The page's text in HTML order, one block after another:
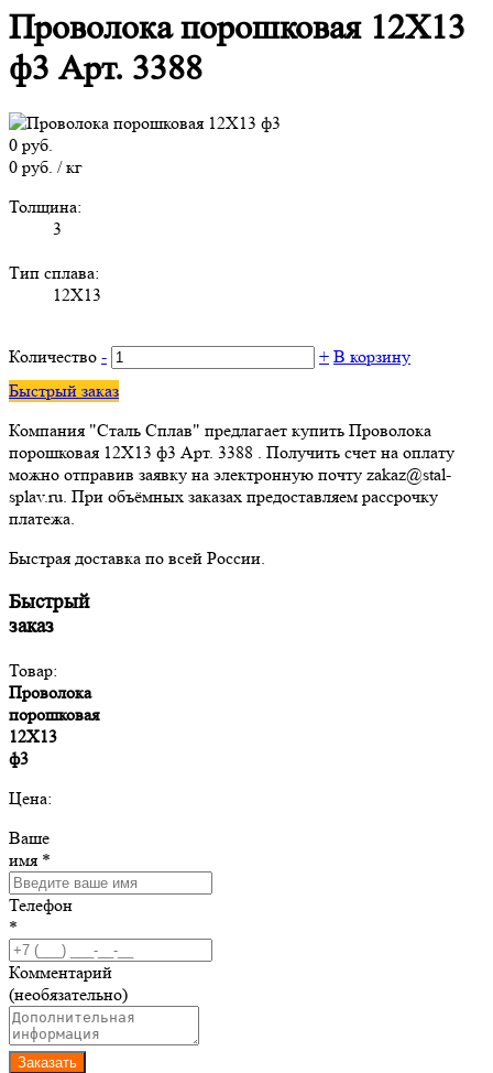
Проволока порошковая 12Х13
ф3 Арт. 3388
0 руб.
0 руб. / кг
Толщина:
3
Тип сплава:
12Х13
Количество - + В корзину
Быстрый заказ
Компания "Сталь Сплав" предлагает купить Проволока
порошковая 12Х13 ф3 Арт. 3388 . Получить счет на оплату
можно отправив заявку на электронную почту zakaz@stal-
splav.ru. При объёмных заказах предоставляем рассрочку
платежа.
Быстрая доставка по всей России.
Быстрый
заказ
Товар:
Проволока
порошковая
12Х13
ф3
Цена:
Ваше
имя *
Телефон
*
Комментарий
(необязательно)
Заказать